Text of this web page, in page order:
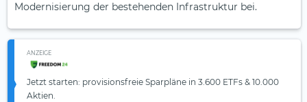
Modernisierung der bestehenden Infrastruktur bei.
ANZEIGE
Jetzt starten: provisionsfreie Sparpläne in 3.600 ETFs & 10.000
Aktien.